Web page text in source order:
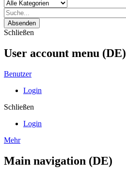
Absenden
Schließen
User account menu (DE)
Benutzer
Login
Schließen
Login
Mehr
Main navigation (DE)